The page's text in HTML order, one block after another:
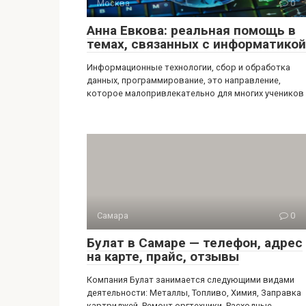
Москва 0
Анна Евкова: реальная помощь в
темах, связанных с информатикой
Информационные технологии, сбор и обработка
данных, программирование, это направление,
которое малопривлекательно для многих учеников
Самара 0
Булат в Самаре — телефон, адрес
на карте, прайс, отзывы
Компания Булат занимается следующими видами
деятельности: Металлы, Топливо, Химия, Заправка